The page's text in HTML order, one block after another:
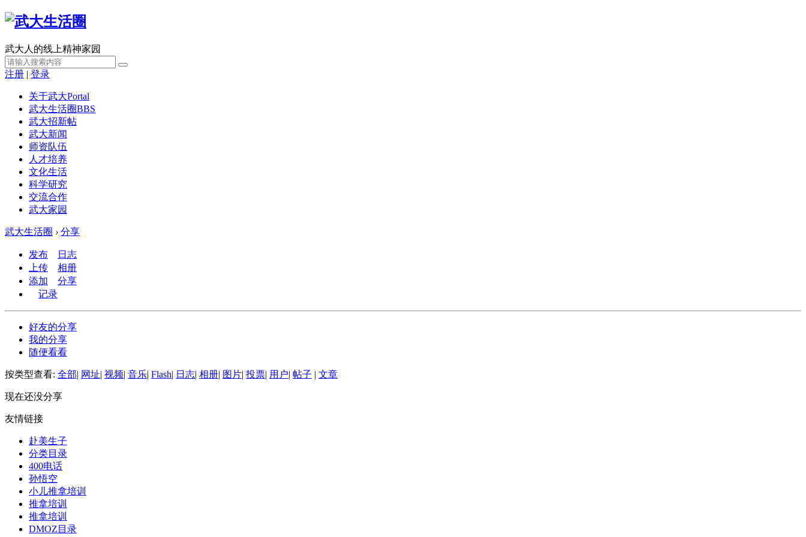
武大人的线上精神家园
注册 | 登录
关于武大Portal
武大生活圈BBS
武大招新帖
武大新闻
师资队伍
人才培养
文化生活
科学研究
交流合作
武大家园
武大生活圈 › 分享
发布
日志
上传
相册
添加
分享
记录
好友的分享
我的分享
随便看看
按类型查看: 全部| 网址| 视频| 音乐| Flash| 日志| 相册| 图片| 投票| 用户| 帖子 | 文章
现在还没分享
友情链接
赴美生子
分类目录
400电话
孙悟空
小儿推拿培训
推拿培训
推拿培训
DMOZ目录